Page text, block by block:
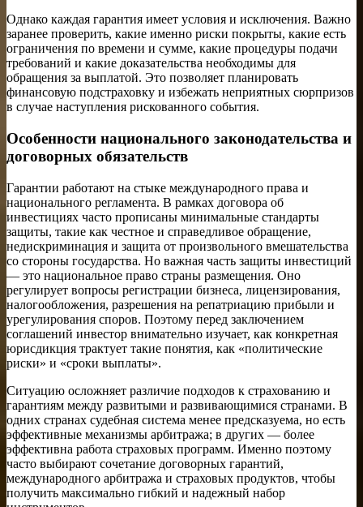
Однако каждая гарантия имеет условия и исключения. Важно
заранее проверить, какие именно риски покрыты, какие есть
ограничения по времени и сумме, какие процедуры подачи
требований и какие доказательства необходимы для
обращения за выплатой. Это позволяет планировать
финансовую подстраховку и избежать неприятных сюрпризов
в случае наступления рискованного события.
Особенности национального законодательства и
договорных обязательств
Гарантии работают на стыке международного права и
национального регламента. В рамках договора об
инвестициях часто прописаны минимальные стандарты
защиты, такие как честное и справедливое обращение,
недискриминация и защита от произвольного вмешательства
со стороны государства. Но важная часть защиты инвестиций
— это национальное право страны размещения. Оно
регулирует вопросы регистрации бизнеса, лицензирования,
налогообложения, разрешения на репатриацию прибыли и
урегулирования споров. Поэтому перед заключением
соглашений инвестор внимательно изучает, как конкретная
юрисдикция трактует такие понятия, как «политические
риски» и «сроки выплаты».
Ситуацию осложняет различие подходов к страхованию и
гарантиям между развитыми и развивающимися странами. В
одних странах судебная система менее предсказуема, но есть
эффективные механизмы арбитража; в других — более
эффективна работа страховых программ. Именно поэтому
часто выбирают сочетание договорных гарантий,
международного арбитража и страховых продуктов, чтобы
получить максимально гибкий и надежный набор